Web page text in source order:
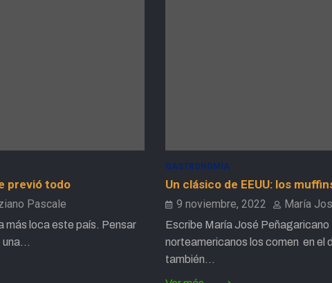
previó todo
Pascale
más loca este país. Pensar
una…
GASTRONOMÍA
Un clásico de EEUU: los
9 noviembre, 2022 María
Escribe María José
norteamericanos los comen en el
también…